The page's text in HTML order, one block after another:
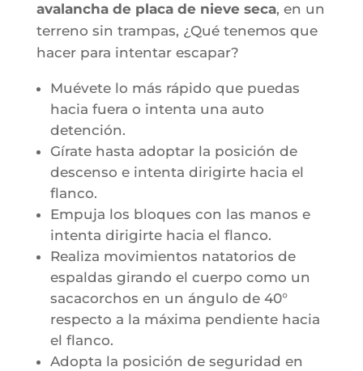
avalancha de placa de nieve seca, en un
terreno sin trampas, ¿Qué tenemos que
hacer para intentar escapar?
Muévete lo más rápido que puedas
hacia fuera o intenta una auto
detención.
Gírate hasta adoptar la posición de
descenso e intenta dirigirte hacia el
flanco.
Empuja los bloques con las manos e
intenta dirigirte hacia el flanco.
Realiza movimientos natatorios de
espaldas girando el cuerpo como un
sacacorchos en un ángulo de 40°
respecto a la máxima pendiente hacia
el flanco.
Adopta la posición de seguridad en